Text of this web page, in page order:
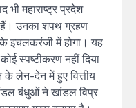
भी महाराष्ट्र प्रदेश
उनका शपथ ग्रहण
इचलकरंजी में होगा। यह
स्पष्टीकरण नहीं दिया
लेन-देन में हुए वित्तीय
बंधुओं ने खांडल विप्र